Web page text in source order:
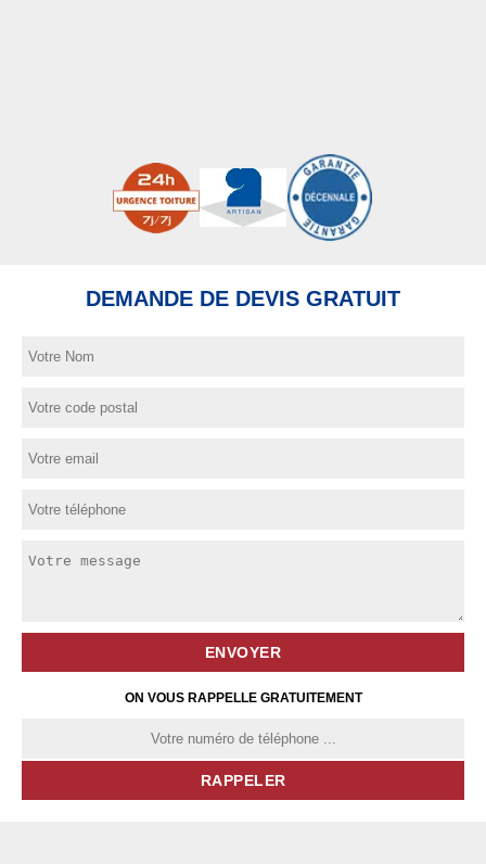
DEMANDE DE DEVIS GRATUIT
ON VOUS RAPPELLE GRATUITEMENT